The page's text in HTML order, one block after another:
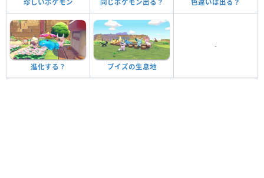
珍しいポケモン 同じポケモン出る？ 色違いは出る？
進化する？ ブイズの生息地
-